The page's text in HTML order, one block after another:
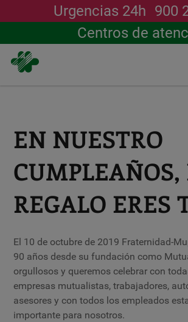
Urgencias 24h 900
Centros de
EN NUESTRO
CUMPLEAÑOS,
REGALO ERES
El 10 de octubre de 2019 Fraternidad-
90 años desde su fundación como
orgullosos y queremos celebrar con
empresas mutualistas, trabajadores,
asesores y con todos los empleados
importante para nosotros.